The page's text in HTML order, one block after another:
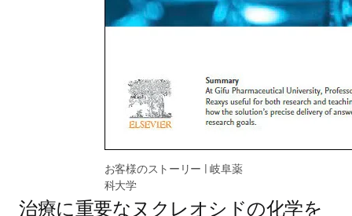
お客様のストーリー | 岐阜薬
科大学
治療に重要なヌクレオシドの化学を